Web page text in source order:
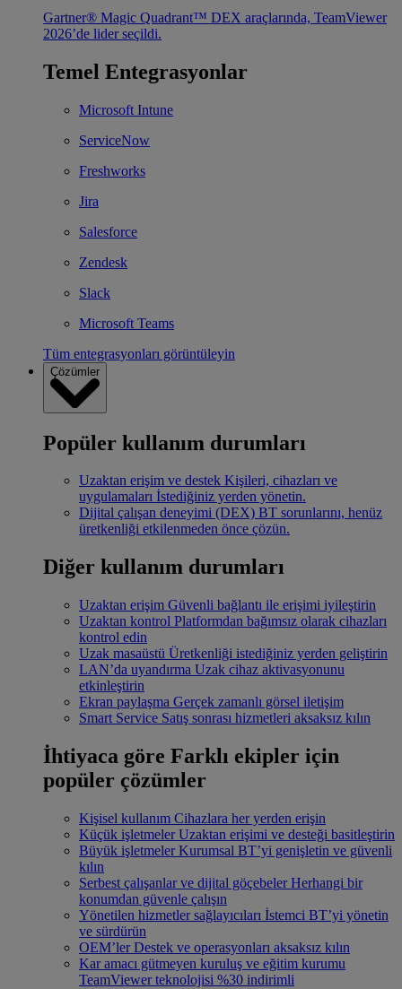
Gartner® Magic Quadrant™ DEX araçlarında, TeamViewer
2026’de lider seçildi.
Temel Entegrasyonlar
Microsoft Intune
ServiceNow
Freshworks
Jira
Salesforce
Zendesk
Slack
Microsoft Teams
Tüm entegrasyonları görüntüleyin
Çözümler
Popüler kullanım durumları
Uzaktan erişim ve destek Kişileri, cihazları ve
uygulamaları İstediğiniz yerden yönetin.
Dijital çalışan deneyimi (DEX) BT sorunlarını, henüz
üretkenliği etkilenmeden önce çözün.
Diğer kullanım durumları
Uzaktan erişim Güvenli bağlantı ile erişimi iyileştirin
Uzaktan kontrol Platformdan bağımsız olarak cihazları
kontrol edin
Uzak masaüstü Üretkenliği istediğiniz yerden geliştirin
LAN’da uyandırma Uzak cihaz aktivasyonunu
etkinleştirin
Ekran paylaşma Gerçek zamanlı görsel iletişim
Smart Service Satış sonrası hizmetleri aksaksız kılın
İhtiyaca göre Farklı ekipler için
popüler çözümler
Kişisel kullanım Cihazlara her yerden erişin
Küçük işletmeler Uzaktan erişimi ve desteği basitleştirin
Büyük işletmeler Kurumsal BT’yi genişletin ve güvenli
kılın
Serbest çalışanlar ve dijital göçebeler Herhangi bir
konumdan güvenle çalışın
Yönetilen hizmetler sağlayıcıları İstemci BT’yi yönetin
ve sürdürün
OEM’ler Destek ve operasyonları aksaksız kılın
Kar amacı gütmeyen kuruluş ve eğitim kurumu
TeamViewer teknolojisi %30 indirimli